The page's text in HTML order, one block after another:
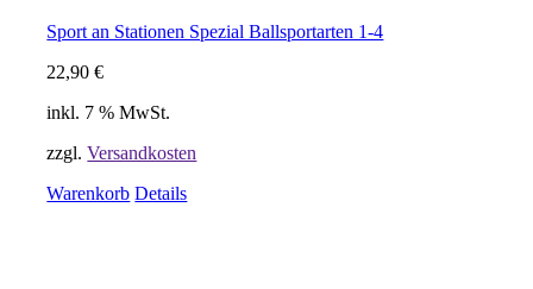
Sport an Stationen Spezial Ballsportarten 1-4
22,90€
inkl. 7 % MwSt.
zzgl.Versandkosten
Warenkorb Details